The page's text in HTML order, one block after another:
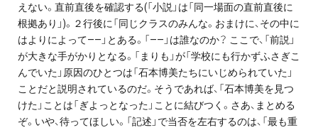
えない。直前直後を確認する(「小説」は「同一場面の直前直後に
根拠あり」)。２行後に「同じクラスのみんな。おまけに、その中に
はよりによって——」とある。「——」は誰なのか？ ここで、「前説」
が大きな手がかりとなる。「まりも」が「学校にも行かずふさぎこ
んでいた」原因のひとつは「石本博美たちにいじめられていた」
ことだと説明されているのだ。そうであれば、「石本博美を見つ
けた」ことは「ぎよっとなった」ことに結びつく。さあ、まとめる
ぞ。いや、待ってほしい。「記述」で当否を左右するのは、「最も重